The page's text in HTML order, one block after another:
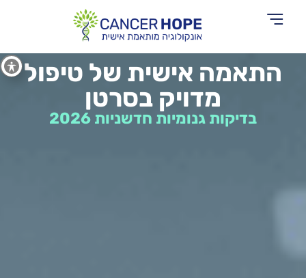
התאמה אישית של טיפול
מדויק בסרטן
בדיקות גנומיות חדשניות 2026